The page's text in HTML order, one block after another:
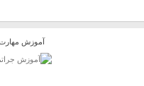
آموزش